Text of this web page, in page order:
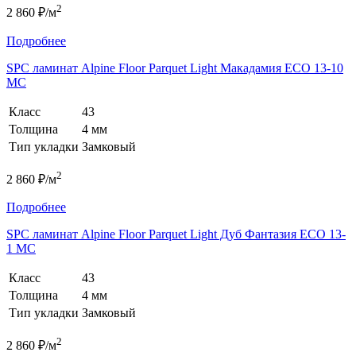
2 860 ₽/м2
Подробнее
SPC ламинат Alpine Floor Parquet Light Макадамия ЕСО 13-10
MC
Класс
43
Толщина
4 мм
Тип укладки Замковый
2 860 ₽/м2
Подробнее
SPC ламинат Alpine Floor Parquet Light Дуб Фантазия ЕСО 13-
1 MC
Класс
43
Толщина
4 мм
Тип укладки Замковый
2 860 ₽/м2